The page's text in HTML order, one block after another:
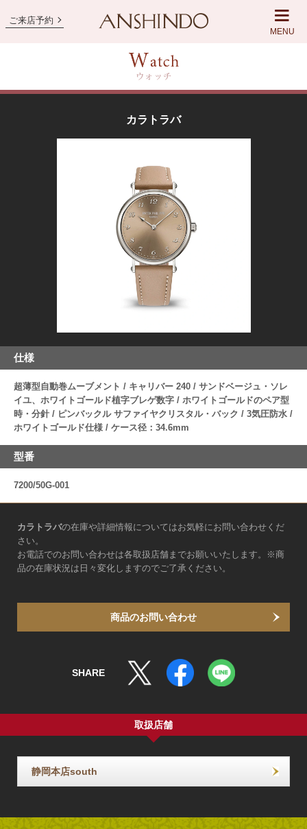
ご来店予約
MENU
カラトラバ
仕様
超薄型自動巻ムーブメント / キャリバー 240 / サンドベージュ・ソレ
イユ、ホワイトゴールド植字ブレゲ数字 / ホワイトゴールドのペア型
時・分針 / ピンバックル サファイヤクリスタル・バック / 3気圧防水 /
ホワイトゴールド仕様 / ケース径：34.6mm
型番
7200/50G-001
カラトラバの在庫や詳細情報についてはお気軽にお問い合わせくだ
さい。
お電話でのお問い合わせは各取扱店舗までお願いいたします。※商
品の在庫状況は日々変化しますのでご了承ください。
商品のお問い合わせ
SHARE
取扱店舗
静岡本店south